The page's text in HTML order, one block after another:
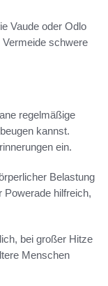
Vaude oder Odlo
Vermeide schwere
regelmäßige
kannst.
ein.
Belastung
hilfreich,
bei großer Hitze
Menschen